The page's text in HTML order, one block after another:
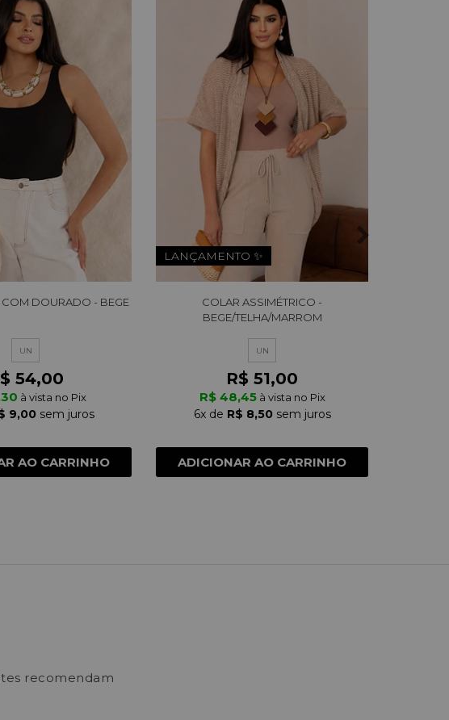
COM DOURADO - BEGE
UN
54,00
à vista no Pix
9,00 sem juros
AO CARRINHO
LANÇAMENTO ✨
COLAR ASSIMÉTRICO -
BEGE/TELHA/MARROM
UN
R$ 51,00
R$ 48,45 à vista no Pix
6xde R$ 8,50sem juros
ADICIONAR AO CARRINHO
recomendam